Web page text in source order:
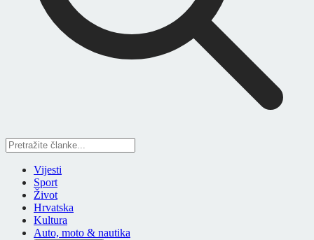
Vijesti
Sport
Život
Hrvatska
Kultura
Auto, moto & nautika